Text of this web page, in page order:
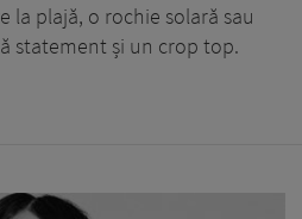
la plajă, o rochie solară sau
statement și un crop top.